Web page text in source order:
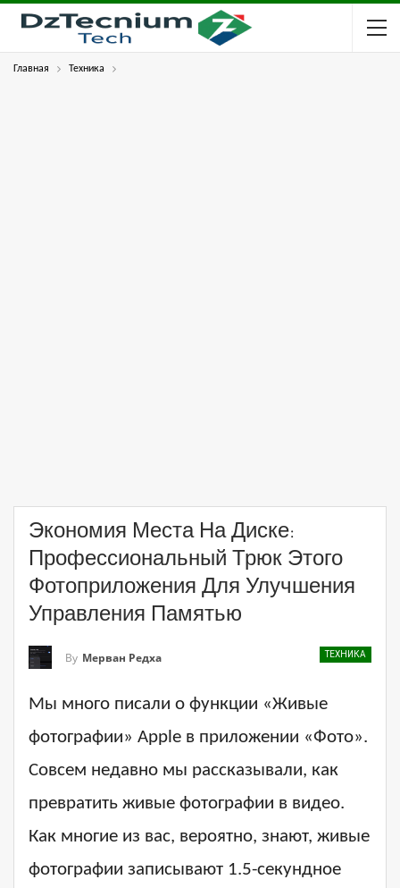
Главная Техника
Экономия Места На Диске:
Профессиональный Трюк Этого
Фотоприложения Для Улучшения
Управления Памятью
ТЕХНИКА
By Мерван Редха
Мы много писали о функции «Живые
фотографии» Apple в приложении «Фото».
Совсем недавно мы рассказывали, как
превратить живые фотографии в видео.
Как многие из вас, вероятно, знают, живые
фотографии записывают 1.5-секундное